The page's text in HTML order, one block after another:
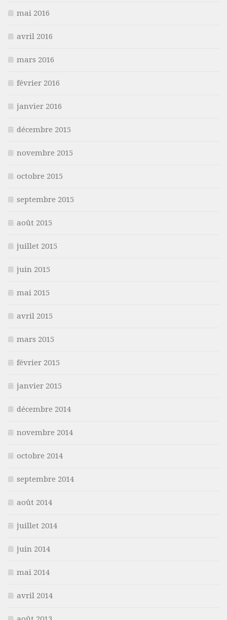
mai 2016
avril 2016
mars 2016
février 2016
janvier 2016
décembre 2015
novembre 2015
octobre 2015
septembre 2015
août 2015
juillet 2015
juin 2015
mai 2015
avril 2015
mars 2015
février 2015
janvier 2015
décembre 2014
novembre 2014
octobre 2014
septembre 2014
août 2014
juillet 2014
juin 2014
mai 2014
avril 2014